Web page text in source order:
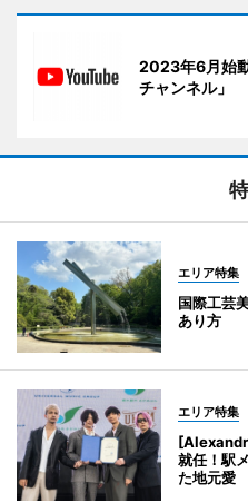
2023年6月始
チャンネル」
エリア特集
国際工芸
あり方
エリア特集
就任！駅
た地元愛